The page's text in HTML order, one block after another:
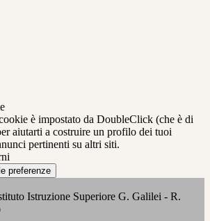
è impostato da DoubleClick (che è di
aiutarti a costruire un profilo dei tuoi
pertinenti su altri siti.
preferenze
Istruzione Superiore G. Galilei - R.